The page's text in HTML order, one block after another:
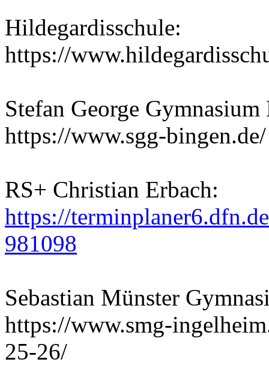
Hildegardisschule:
https://
Stefan George
https://www.sgg-bingen.de/
RS+ Christian Erbach:
https://
981098
Sebastian Münster
https://www.smg-
25-26/